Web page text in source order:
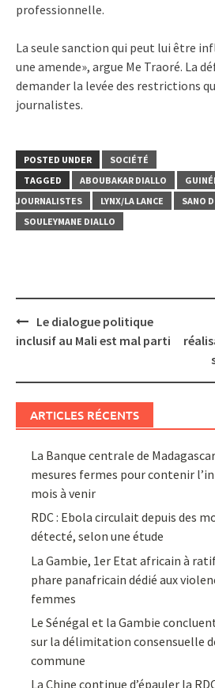
professionnelle.
La seule sanction qui peut lui être
une amende», argue Me Traoré. La
demander la levée des restrictions
journalistes.
POSTED UNDER
SOCIÉTÉ
TAGGED
ABOUBAKAR DIALLO
JOURNALISTES
LYNX/LA LANCE SANO
SOULEYMANE DIALLO
Post
navigation
Le dialogue politique
inclusif au Mali est mal parti
ARTICLES RÉCENTS
La Banque centrale de
mesures fermes pour contenir
mois à venir
RDC : Ebola circulait depuis des
détecté, selon une étude
La Gambie, 1er Etat africain à
phare panafricain dédié aux
femmes
Le Sénégal et la Gambie
sur la délimitation consensuelle
commune
La Chine continue d’épauler la